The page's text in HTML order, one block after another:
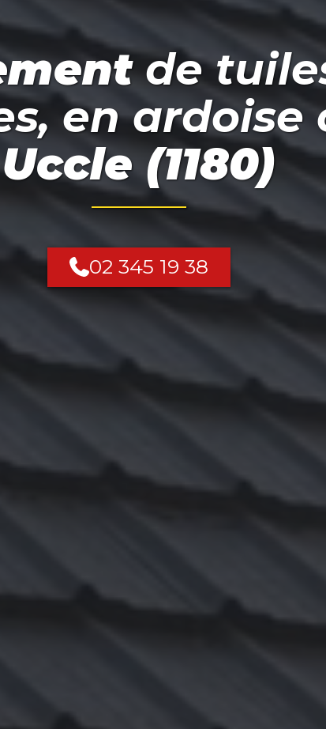
de
en ardoise
Uccle (1180)
02 345 19 38